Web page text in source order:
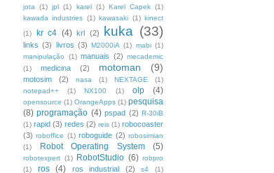
jota
(1) jpl (1) karel (1) Karel Capek (1)
kawada industries (1) kawasaki (1) kinect
(1)
kr c4 (4) krl (2) kuka (33)
links (3) livros (3) M2000iA (1) mabi (1)
manipulação
(1) manuais (2) mecademic
(1)
medicina (2) motoman (9)
motosim (2) nasa (1) NEXTAGE
(1)
notepad++
(1) NX100 (1) olp (4)
opensource (1) OrangeApps (1) pesquisa
(8) programação (4) pspad (2) R-30iB
(1) rapid (3) redes (2) reis (1) robocoaster
(3) roboffice (1) roboguide (2) robosimian
(1)
Robot Operating System (5)
robotexpert (1) RobotStudio (6) robpro
(1)
ros (4) ros industrial (2) s4 (1)